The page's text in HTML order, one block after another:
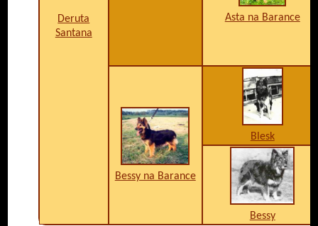
Deruta
Santana
Asta na Barance
Bessy na Barance
Blesk
Bessy